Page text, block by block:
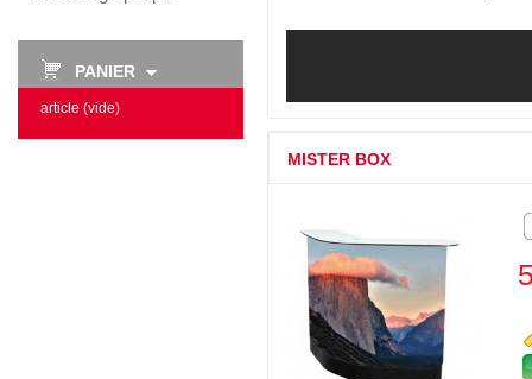
PANIER
article (vide)
Format du visuel : 200x94.5cm.
40x130cm
MISTER BOX